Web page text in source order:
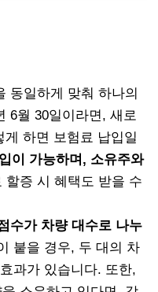
동일하게 맞춰 하나의
6월 30일이라면, 새로
하면 보험료 납입일
이 가능하며, 소유주와
할증 시 혜택도 받을 수
수가 차량 대수로 나누
붙을 경우, 두 대의 차
과가 있습니다. 또한,